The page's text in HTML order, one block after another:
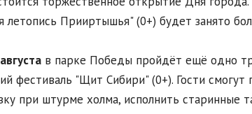
летопись Прииртышья" (0+) будет занято
в парке Победы пройдёт ещё одно
фестиваль "Щит Сибири" (0+). Гости
при штурме холма, исполнить старинные